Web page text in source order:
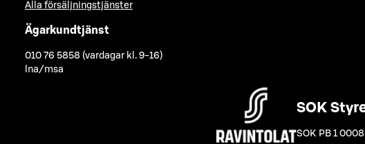
Alla försäljningstjänster
Ägarkundtjänst
010 76 5858 (vardagar kl. 9-16)
lna/msa
SOK
SOK PB 1